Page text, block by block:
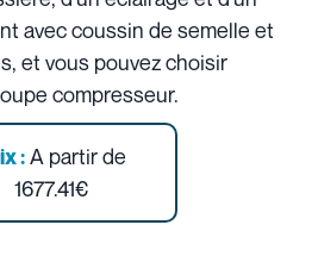
avec coussin de semelle et
et vous pouvez choisir
compresseur.
:A partir de
1677.41€